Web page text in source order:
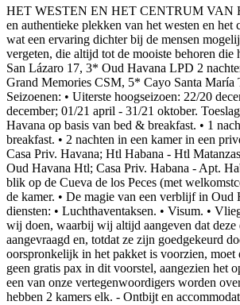
HET WESTEN EN HET CENTRUM VAN
en authentieke plekken van het westen en
wat een ervaring dichter bij de mensen
vergeten, die altijd tot de mooiste behoren
San Lázaro 17, 3* Oud Havana LPD 2
Grand Memories CSM, 5* Cayo Santa María
Seizoenen: • Uiterste hoogseizoen: 22/20
december; 01/21 april - 31/21 oktober.
Havana op basis van bed & breakfast. • 1
breakfast. • 2 nachten in een kamer in een
Casa Priv. Havana; Htl Habana - Htl
Oud Havana Htl; Casa Priv. Habana - Apt.
blik op de Cueva de los Peces (met
de kamer. • De magie van een verblijf in Oud
diensten: • Luchthaventaksen. • Visum. •
wij doen, waarbij wij altijd aangeven dat deze
aangevraagd en, totdat ze zijn goedgekeurd
oorspronkelijk in het pakket is voorzien, moet
geen gratis pax in dit voorstel, aangezien het
een van onze vertegenwoordigers worden
hebben 2 kamers elk. - Ontbijt en